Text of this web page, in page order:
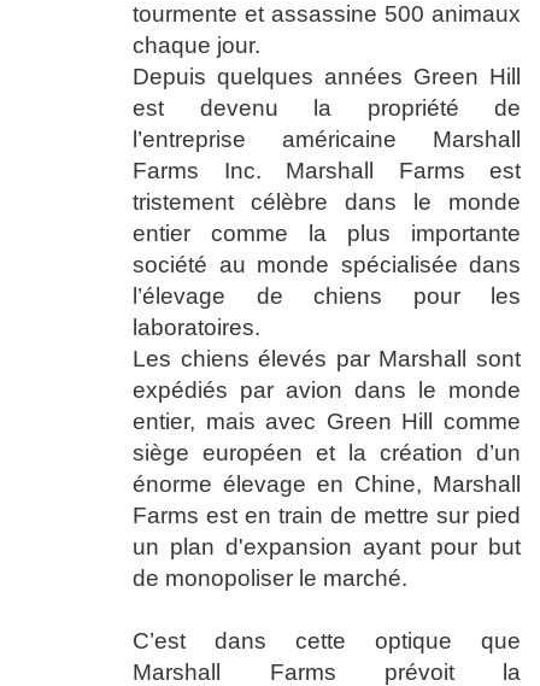
tourmente et assassine 500 animaux
chaque jour.
Depuis quelques années Green Hill
est devenu la propriété de
l’entreprise américaine Marshall
Farms Inc. Marshall Farms est
tristement célèbre dans le monde
entier comme la plus importante
société au monde spécialisée dans
l’élevage de chiens pour les
laboratoires.
Les chiens élevés par Marshall sont
expédiés par avion dans le monde
entier, mais avec Green Hill comme
siège européen et la création d’un
énorme élevage en Chine, Marshall
Farms est en train de mettre sur pied
un plan d'expansion ayant pour but
de monopoliser le marché.
C’est dans cette optique que
Marshall Farms prévoit la